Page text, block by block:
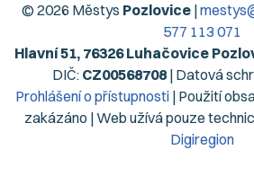
© 2026 Městys Pozlovice|
577 113 071
Hlavní 51, 76326 Luhačovice
DIČ: CZ00568708 | Datová
Prohlášení o přístupnosti | Použití
zakázáno | Web užívá pouze
Digiregion